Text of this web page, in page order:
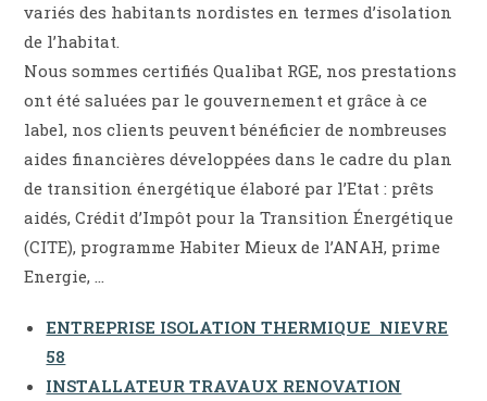
variés des habitants nordistes en termes d’isolation
de l’habitat.
Nous sommes certifiés Qualibat RGE, nos prestations
ont été saluées par le gouvernement et grâce à ce
label, nos clients peuvent bénéficier de nombreuses
aides financières développées dans le cadre du plan
de transition énergétique élaboré par l’Etat : prêts
aidés, Crédit d’Impôt pour la Transition Énergétique
(CITE), programme Habiter Mieux de l’ANAH, prime
Energie, …
ENTREPRISE ISOLATION THERMIQUE NIEVRE
58
INSTALLATEUR TRAVAUX RENOVATION